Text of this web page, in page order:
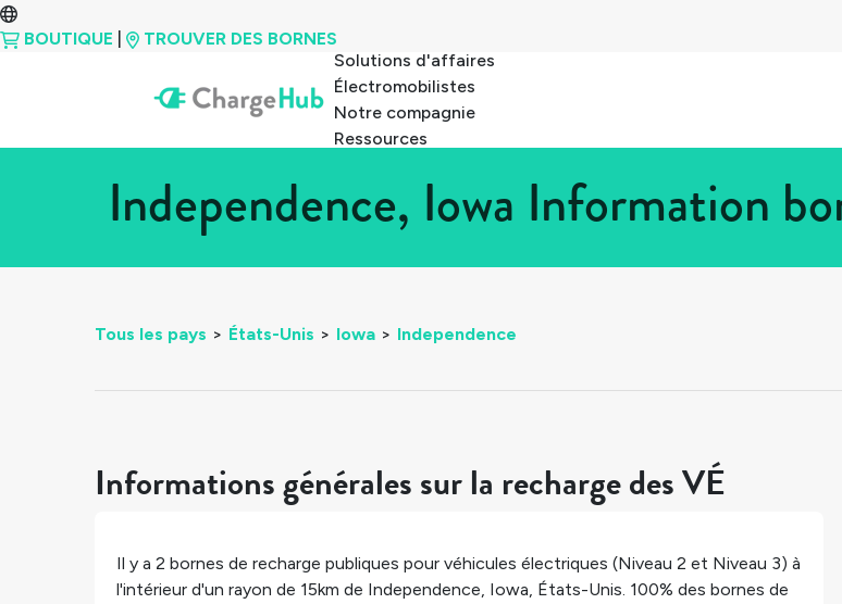
BOUTIQUE
TROUVER DES BORNES
Solutions d'affaires
Électromobilistes
Notre compagnie
Ressources
Independence, Iowa Information
Tous les pays > États-Unis > Iowa > Independence
Informations générales sur la recharge des VÉ
Il y a 2 bornes de recharge publiques pour véhicules électriques (Niveau 2 et Niveau 3) à
l'intérieur d'un rayon de 15km de Independence, Iowa, États-Unis. 100% des bornes de